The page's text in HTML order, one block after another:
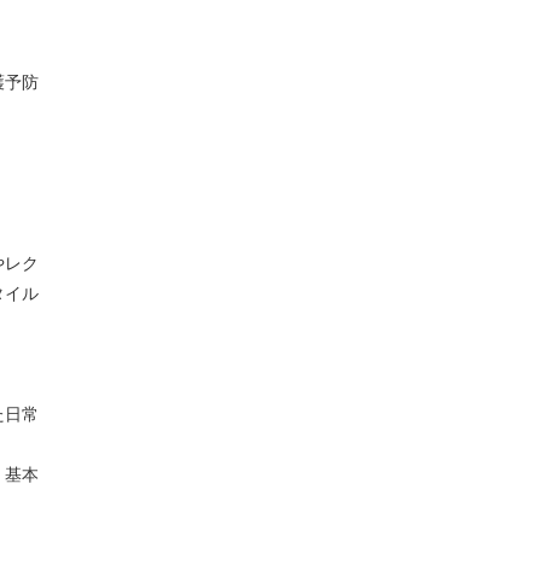
予防
ク
イル
常
基本